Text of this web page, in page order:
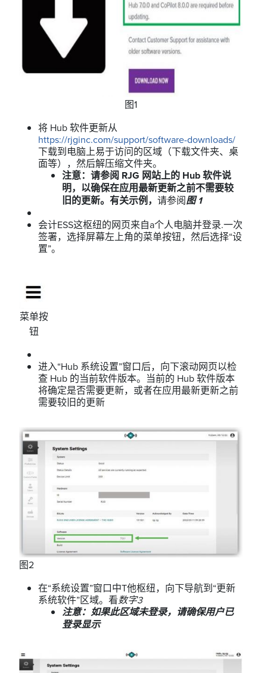
图1
将 Hub 软件更新从
https://rjginc.com/support/software-downloads/
下载到电脑上易于访问的区域（下载文件夹、桌
面等），然后解压缩文件夹。
注意：请参阅 RJG 网站上的 Hub 软件说
明，以确保在应用最新更新之前不需要较
旧的更新。有关示例， 请参阅图 1
会计ESS这枢纽的网页来自a个人电脑并登录.一次
签署，选择屏幕左上角的菜单按钮，然后选择“设
置”。
菜单按
钮
进入“Hub 系统设置”窗口后，向下滚动网页以检
查 Hub 的当前软件版本。当前的 Hub 软件版本
将确定是否需要更新，或者在应用最新更新之前
需要较旧的更新
图2
在“系统设置”窗口中T他枢纽，向下导航到“更新
系统软件”区域。看数字3
注意：如果此区域未登录，请确保用户已
登录显示